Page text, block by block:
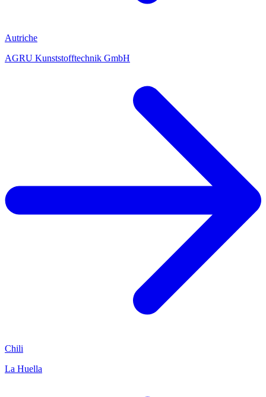
Autriche
AGRU Kunststofftechnik GmbH
Chili
La Huella